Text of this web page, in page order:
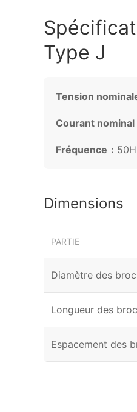
Type J
Tension
Courant nominal
Fréquence：
Dimensions
PARTIE
Diamètre des
Longueur des
Espacement des